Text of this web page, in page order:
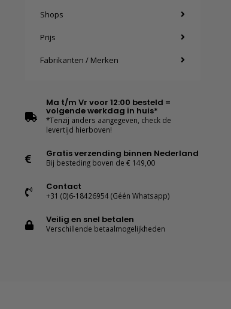
Shops
Prijs
Fabrikanten / Merken
Ma t/m Vr voor 12:00 besteld =
volgende werkdag in huis*
*Tenzij anders aangegeven, check de
levertijd hierboven!
Gratis verzending binnen Nederland
Bij besteding boven de € 149,00
Contact
+31 (0)6-18426954 (Géén Whatsapp)
Veilig en snel betalen
Verschillende betaalmogelijkheden